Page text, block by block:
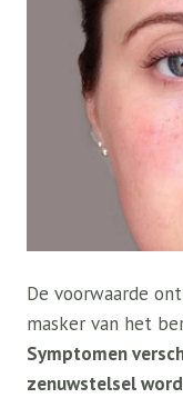
De voorwaarde
masker van het
Symptomen
zenuwstelsel